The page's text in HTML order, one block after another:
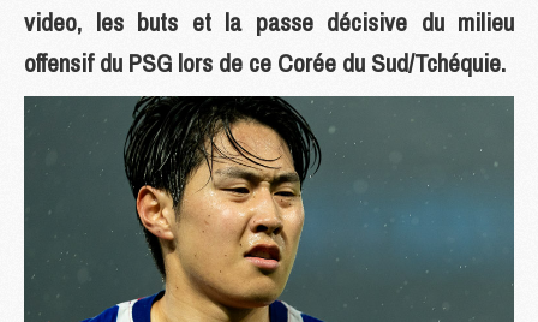
video, les buts et la passe décisive du milieu
offensif du PSG lors de ce Corée du Sud/Tchéquie.